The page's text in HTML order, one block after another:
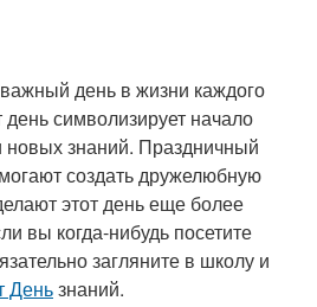
день в жизни каждого
символизирует начало
новых знаний. Праздничный
создать дружелюбную
этот день еще более
вы когда-нибудь посетите
загляните в школу и
Деньзнаний.